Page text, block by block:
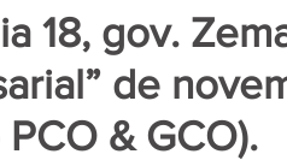
18, gov.
de
& GCO).